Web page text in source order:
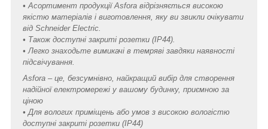
• Асортимент продукції Asfora відрізняється високою
якістю матеріалів і виготовлення, яку ви звикли очікувати
від Schneider Electric.
• Також доступні закриті розетки (IP44).
• Легко знаходьте вимикачі в темряві завдяки наявності
підсвічування.
Asfora – це, безсумнівно, найкращий вибір для створення
надійної електромережі у вашому будинку, приємною за
ціною
• Для вологих приміщень або умов з високою вологістю
доступні закриті розетки (IP44)